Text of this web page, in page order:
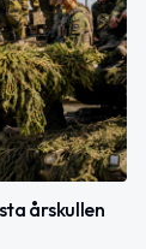
årskullen